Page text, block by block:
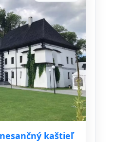
kaštieľ